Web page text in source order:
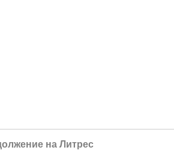
на Литрес